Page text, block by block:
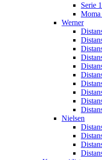
Serie
Werner
Nielsen